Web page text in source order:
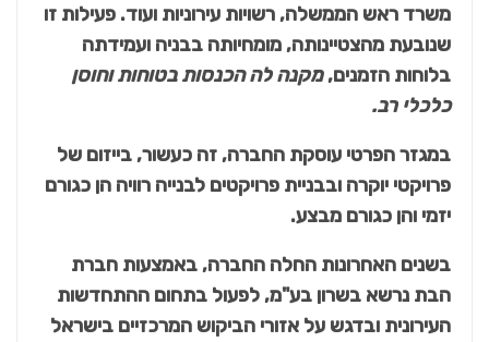
משרד ראש הממשלה, רשויות עירוניות ועוד. פעילות זו
שנובעת מהצטיינותה, מומחיותה בבניה ועמידתה
בלוחות הזמנים,מקנה לה הכנסות בטוחות וחוסן
כלכלי רב.
במגזר הפרטי עוסקת החברה, זה כעשור, בייזום של
פרויקטי יוקרה ובבניית פרויקטים לבנייה רוויה הן כגורם
יזמי והן כגורם מבצע.
בשנים האחרונות החלה החברה, באמצעות חברת
הבת נרשא בשרון בע"מ, לפעול בתחום ההתחדשות
העירונית ובדגש על אזורי הביקוש המרכזיים בישראל